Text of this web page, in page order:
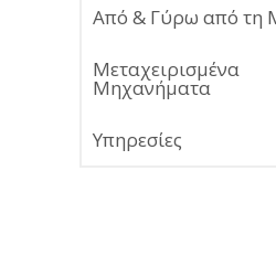
Από & Γύρω από τη
Μεταχειρισμένα
Μηχανήματα
Υπηρεσίες